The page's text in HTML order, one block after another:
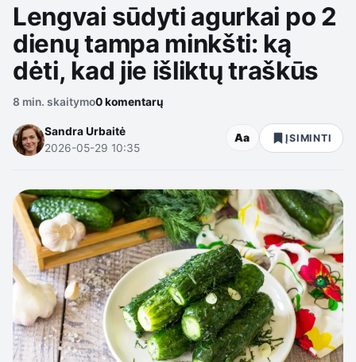
Lengvai sūdyti agurkai po 2
dienų tampa minkšti: ką
dėti, kad jie išliktų traškūs
8 min. skaitymo0 komentarų
Sandra Urbaitė
2026-05-29 10:35
Aa ĮSIMINTI